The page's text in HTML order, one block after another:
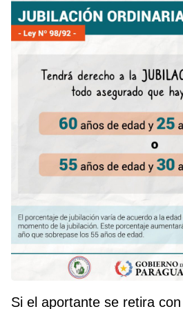
Si el aportante se retira